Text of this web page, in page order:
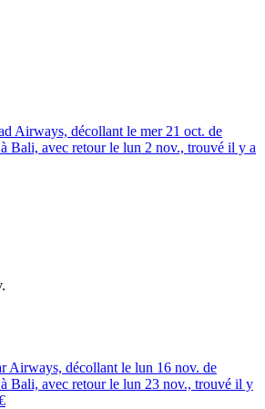
Airways, décollant le mer 21 oct. de
Bali, avec retour le lun 2 nov., trouvé il y a
Airways, décollant le lun 16 nov. de
Bali, avec retour le lun 23 nov., trouvé il y